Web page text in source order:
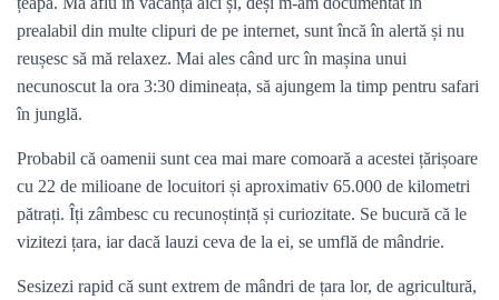
prealabil din multe clipuri de pe internet, sunt încă în alertă și nu
reușesc să mă relaxez. Mai ales când urc în mașina unui
necunoscut la ora 3:30 dimineața, să ajungem la timp pentru safari
în junglă.
Probabil că oamenii sunt cea mai mare comoară a acestei țărișoare
cu 22 de milioane de locuitori și aproximativ 65.000 de kilometri
pătrați. Îți zâmbesc cu recunoștință și curiozitate. Se bucură că le
vizitezi țara, iar dacă lauzi ceva de la ei, se umflă de mândrie.
Sesizezi rapid că sunt extrem de mândri de țara lor, de agricultură,